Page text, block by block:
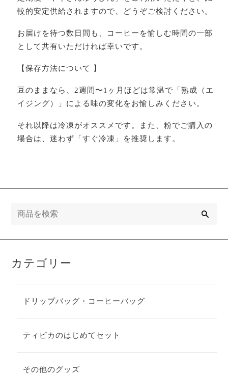
較的安定供給されますので、どうぞご検討ください。
お届けを待つ数日間も、コーヒーを愉しむ時間の一部
として共有いただければ幸いです。
【保存方法について 】
豆のままなら、2週間〜1ヶ月ほどは常温で「熟成（エ
イジング）」による味の変化をお愉しみください。
それ以降は冷凍がオススメです。また、粉でご購入の
場合は、迷わず「すぐ冷凍」を推奨します。
カテゴリー
ドリップバッグ・コーヒーバッグ
ティピカのはじめてセット
その他のグッズ